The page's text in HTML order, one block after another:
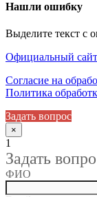
Нашли ошибку
Выделите текст с
Официальный
Согласие на
Политика
Задать вопрос
×
1
Задать
ФИО